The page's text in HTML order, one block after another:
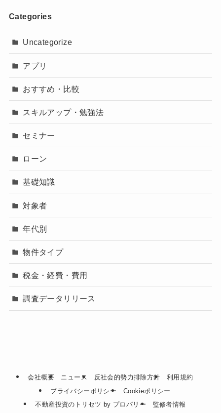
Categories
Uncategorize
アプリ
おすすめ・比較
スキルアップ・勉強法
セミナー
ローン
基礎知識
対象者
年代別
物件タイプ
税金・経費・費用
調査データリリース
会社概要 ニュース 反社会的勢力排除方針
利用規約
プライバシーポリシー
Cookieポリシー
不動産投資のトリセツ by プロパリー
監修者情報